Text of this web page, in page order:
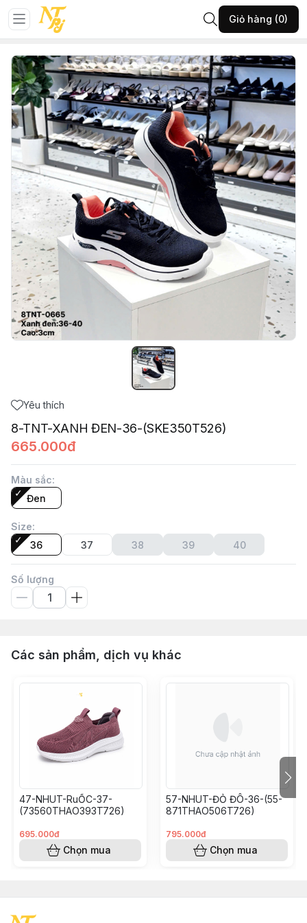
Giỏ hàng (0)
Trang chủ
8-TNT-XANH ĐEN-36-(SKE350T526)
Yêu thích
8-TNT-XANH ĐEN-36-(SKE350T526)
665.000đ
Màu sắc:
Đen
Size:
36
37 38 39 40
Số lượng
Các sản phẩm, dịch vụ khác
47-NHUT-RuỐC-37-
(73560THAO393T726)
695.000đ
Chọn mua
57-NHUT-ĐỎ ĐÔ-36-(55-
871THAO506T726)
795.000đ
Chọn mua